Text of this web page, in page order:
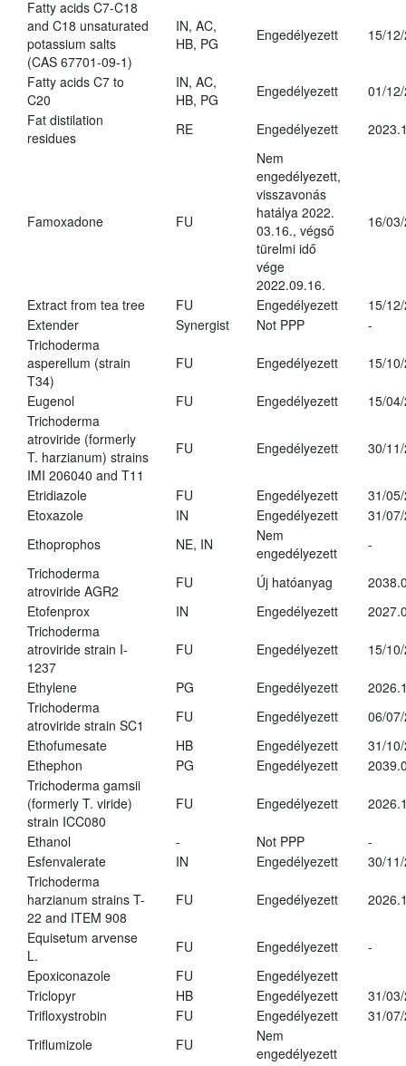
Fatty acids C7-C18
and C18 unsaturated
potassium salts
(CAS 67701-09-1)
IN, AC,
HB, PG
Engedélyezett 15/
Fatty acids C7 to
C20
IN, AC,
HB, PG
Engedélyezett
01/
Fat distilation
residues
RE Engedélyezett
Famoxadone FU
Nem
engedélyezett,
visszavonás
hatálya 2022.
03.16., végső
türelmi idő
vége
2022.09.16.
16/
Extract from tea tree FU Engedélyezett
15/
Extender
Synergist Not PPP
-
Trichoderma
asperellum (strain
T34)
FU Engedélyezett 15/
Eugenol FU Engedélyezett
15/
Trichoderma
atroviride (formerly
T. harzianum) strains
IMI 206040 and T11
FU Engedélyezett 30/
Etridiazole FU Engedélyezett
31/
Etoxazole
IN Engedélyezett
31/
Ethoprophos
NE, IN
Nem
engedélyezett
-
Trichoderma
atroviride AGR2
FU Új hatóanyag
Etofenprox
IN Engedélyezett
Trichoderma
atroviride strain I-
1237
FU Engedélyezett 15/
Ethylene PG Engedélyezett
Trichoderma
atroviride strain SC1
FU Engedélyezett
06/
Ethofumesate
HB Engedélyezett
31/
Ethephon
PG Engedélyezett
Trichoderma gamsii
(formerly T. viride)
strain ICC080
FU Engedélyezett
Ethanol - Not PPP
-
Esfenvalerate
IN Engedélyezett
30/
Trichoderma
harzianum strains T-
22 and ITEM 908
FU Engedélyezett
Equisetum arvense
L.
FU Engedélyezett
-
Epoxiconazole
FU
Engedélyezett
Triclopyr
HB Engedélyezett
31/
Trifloxystrobin
FU Engedélyezett
31/
Triflumizole
FU
Nem
engedélyezett